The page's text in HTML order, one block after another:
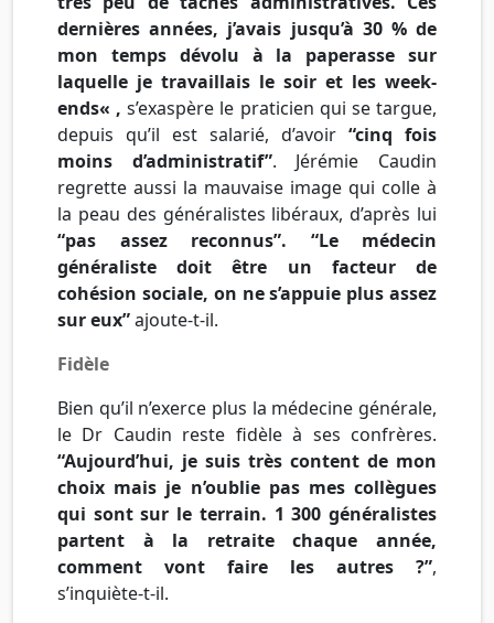
dernières années, j’avais jusqu’à 30 % de
mon temps dévolu à la paperasse sur
laquelle je travaillais le soir et les week-
ends« ,s’exaspère le praticien qui se targue,
depuis qu’il est salarié, d’avoir “cinq fois
moins d’administratif”. Jérémie
Caudin
regrette aussi la mauvaise image qui colle à
la peau des généralistes libéraux, d’après lui
“pas assez reconnus”. “Le médecin
généraliste doit être un facteur de
cohésion sociale, on ne s’appuie plus assez
sur eux”ajoute-t-il.
Fidèle
Bien qu’il n’exerce plus la médecine générale,
le Dr Caudin reste fidèle à ses confrères.
“Aujourd’hui, je suis très content de mon
choix mais je n’oublie pas mes collègues
qui sont sur le terrain. 1 300 généralistes
partent à la retraite chaque année,
comment vont faire les autres ?”,
s’inquiète-t-il.